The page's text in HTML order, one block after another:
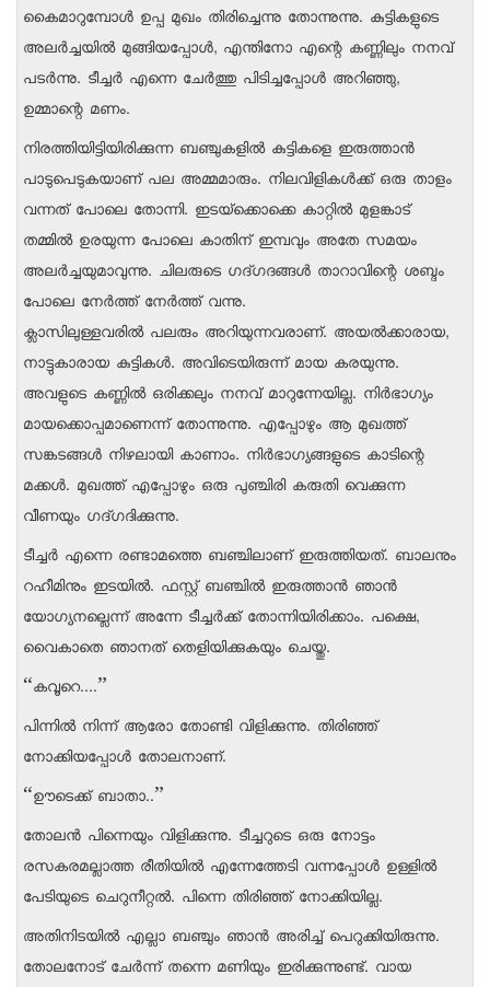
കൈമാറുമ്പോള്‍ ഉപ്പ മുഖം തിരിച്ചെന്നു തോന്നുന്നു. കുട്ടികളുടെ
അലര്‍ച്ചയില്‍ മുങ്ങിയപ്പോള്‍, എന്തിനോ എന്റെ കണ്ണിലും നനവ്
പടര്‍ന്നു. ടീച്ചര്‍ എന്നെ ചേര്‍ത്തു പിടിച്ചപ്പോള്‍ അറിഞ്ഞു,
ഉമ്മാന്റെ മണം.
നിരത്തിയിട്ടിയിരിക്കുന്ന ബഞ്ചുകളില്‍ കുട്ടികളെ ഇരുത്താന്‍
പാടുപെടുകയാണ് പല അമ്മമാരും. നിലവിളികള്‍ക്ക് ഒരു താളം
വന്നത് പോലെ തോന്നി. ഇടയ്‌ക്കൊക്കെ കാറ്റില്‍ മുളങ്കാട്
തമ്മില്‍ ഉരയുന്ന പോലെ കാതിന് ഇമ്പവും അതേ സമയം
അലര്‍ച്ചയുമാവുന്നു. ചിലരുടെ ഗദ്ഗദങ്ങള്‍ താറാവിന്റെ ശബ്ദം
പോലെ നേര്‍ത്ത് നേര്‍ത്ത് വന്നു.
ക്ലാസിലുള്ളവരില്‍ പലരും അറിയുന്നവരാണ്. അയല്‍ക്കാരായ,
നാട്ടുകാരായ കുട്ടികള്‍. അവിടെയിരുന്ന് മായ കരയുന്നു.
അവളുടെ കണ്ണില്‍ ഒരിക്കലും നനവ് മാറുന്നേയില്ല. നിര്‍ഭാഗ്യം
മായക്കൊപ്പമാണെന്ന് തോന്നുന്നു. എപ്പോഴും ആ മുഖത്ത്
സങ്കടങ്ങള്‍ നിഴലായി കാണാം. നിര്‍ഭാഗ്യങ്ങളുടെ കാടിന്റെ
മക്കള്‍. മുഖത്ത് എപ്പോഴും ഒരു പുഞ്ചിരി കരുതി വെക്കുന്ന
വീണയും ഗദ്ഗദിക്കുന്നു.
ടീച്ചര്‍ എന്നെ രണ്ടാമത്തെ ബഞ്ചിലാണ് ഇരുത്തിയത്. ബാലനും
റഹീമിനും ഇടയില്‍. ഫസ്റ്റ് ബഞ്ചില്‍ ഇരുത്താന്‍ ഞാന്‍
യോഗ്യനല്ലെന്ന് അന്നേ ടീച്ചര്‍ക്ക് തോന്നിയിരിക്കാം. പക്ഷെ,
വൈകാതെ ഞാനത് തെളിയിക്കുകയും ചെയ്തു.
“കവൂറെ....”
പിന്നില്‍ നിന്ന് ആരോ തോണ്ടി വിളിക്കുന്നു. തിരിഞ്ഞ്
നോക്കിയപ്പോള്‍ തോലനാണ്.
“ഊടെക്ക് ബാതാ..”
തോലന്‍ പിന്നെയും വിളിക്കുന്നു. ടീച്ചറുടെ ഒരു നോട്ടം
രസകരമല്ലാത്ത രീതിയില്‍ എന്നേത്തേടി വന്നപ്പോള്‍ ഉള്ളില്‍
പേടിയുടെ ചെറുനീറ്റല്‍. പിന്നെ തിരിഞ്ഞ് നോക്കിയില്ല.
അതിനിടയില്‍ എല്ലാ ബഞ്ചും ഞാന്‍ അരിച്ച് പെറുക്കിയിരുന്നു.
തോലനോട് ചേര്‍ന്ന് തന്നെ മണിയും ഇരിക്കുന്നുണ്ട്. വായ